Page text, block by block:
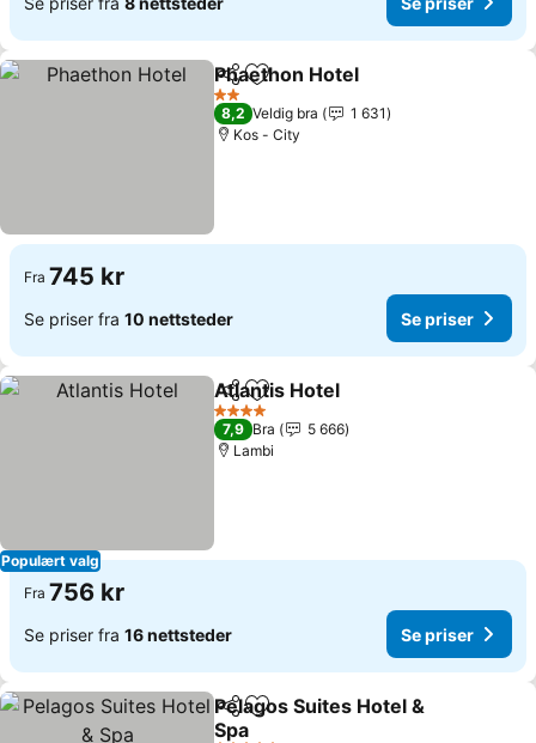
Del Legg til i favoritter
Phaethon Hotel
2 Stjerner
8,2 Veldig bra
1 631
Kos - City
Fra 745 kr
Se priser fra 10 nettsteder Se priser
Populært valg
Del Legg til i favoritter
Atlantis Hotel
4 Stjerner
7,9 Bra
5 666
Lambi
Fra 756 kr
Se priser fra 16 nettsteder Se priser
Del Legg til i favoritter
Pelagos Suites Hotel &
Spa